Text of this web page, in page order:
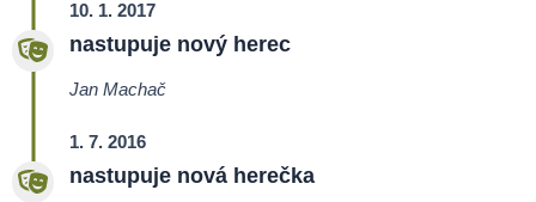
10. 1. 2017
nastupuje nový herec
Jan Machač
1. 7. 2016
nastupuje nová herečka